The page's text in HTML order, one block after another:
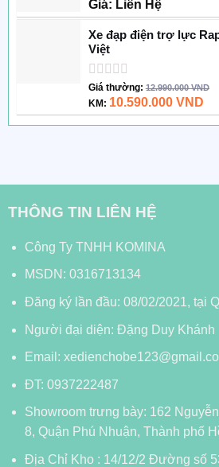
xếp
hạng
0
5
sao
Giá: Liên Hệ
Xe đạp điện trợ lực
Việt
Được
xếp
hạng
0
Giá thường:12.990.000VND
KM: 10.590.000 VND
THÔNG TIN LIÊN HỆ
Công Ty TNHH KOMINA
MSDN: 0316713134
Đăng ký lần đầu: 08/02/2021, tại
Người đại diện: Đặng Duy Khánh
Email:
ĐT: 0937222487
Showroom trưng bày: 162
8, Quận Phú Nhuận, Thành phố
Địa Chỉ Kho : 14/12/2 Đường số